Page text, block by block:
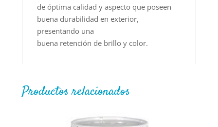
de óptima calidad y aspecto que poseen
buena durabilidad en exterior,
presentando una
buena retención de brillo y color.
Productos relacionados